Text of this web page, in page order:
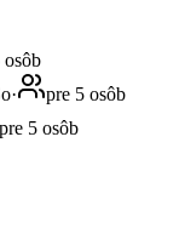
osôb
·
pre 5 osôb
pre 5 osôb